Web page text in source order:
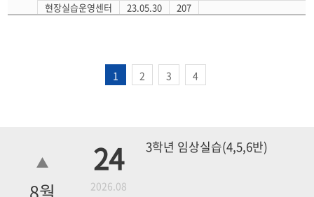
현장실습운영센터 23.05.30 207
1 2 3 4
8월
24
2026.08
3학년 임상실습(4,5,6반)